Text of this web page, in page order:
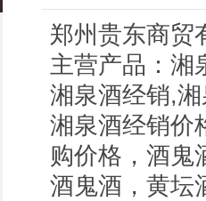
郑州贵东商贸
主营产品：湘
湘泉酒经销,
湘泉酒经销价
购价格，酒鬼
酒鬼酒，黄坛